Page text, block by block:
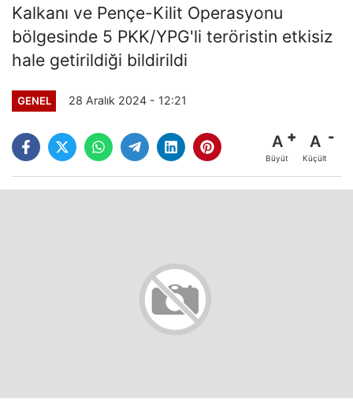
Kalkanı ve Pençe-Kilit Operasyonu
bölgesinde 5 PKK/YPG'li teröristin etkisiz
hale getirildiği bildirildi
GENEL 28 Aralık 2024 - 12:21
A
Büyüt
A
Küçült